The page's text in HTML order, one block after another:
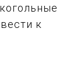
к